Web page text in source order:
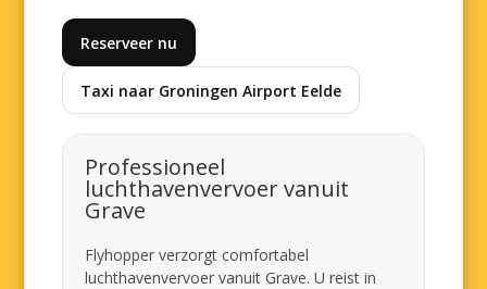
Reserveer nu
Taxi naar Groningen Airport Eelde
Professioneel
luchthavenvervoer vanuit
Grave
Flyhopper verzorgt comfortabel
luchthavenvervoer vanuit Grave. U reist in